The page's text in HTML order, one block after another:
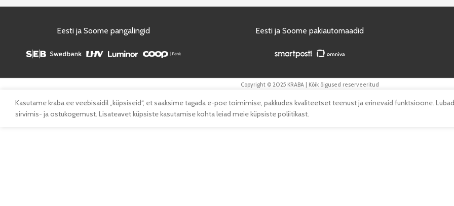
Eesti ja Soome pangalingid Eesti ja Soome pakiautomaadid
Copyright © 2025 KRABA | Kõik õigused reserveeritud
Kasutame kraba.ee veebisaidil „küpsiseid“, et saaksime tagada e-poe toimimise, pakkudes kvaliteetset teenust ja erinevaid funktsioone.
sirvimis- ja ostukogemust. Lisateavet küpsiste kasutamise kohta leiad meie küpsiste poliitikast.